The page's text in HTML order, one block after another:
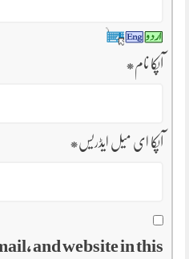
آپکا نام*
آپکا ای میل ایڈریس*
and website in this